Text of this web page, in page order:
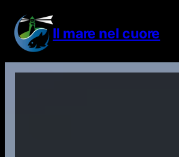
contenuto
Il mare nel cuore